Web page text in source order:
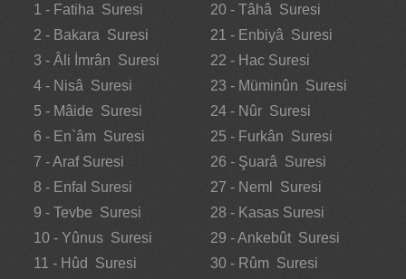
1 - Fatiha Suresi
2 - Bakara Suresi
3 - Âli İmrân Suresi
4 - Nisâ Suresi
5 - Mâide Suresi
6 - En`âm Suresi
7 - Araf Suresi
8 - Enfal Suresi
9 - Tevbe Suresi
10 - Yûnus Suresi
11 - Hûd Suresi
20 - Tâhâ Suresi
21 - Enbiyâ Suresi
22 - Hac Suresi
23 - Müminûn Suresi
24 - Nûr Suresi
25 - Furkân Suresi
26 - Şuarâ Suresi
27 - Neml Suresi
28 - Kasas Suresi
29 - Ankebût Suresi
30 - Rûm Suresi